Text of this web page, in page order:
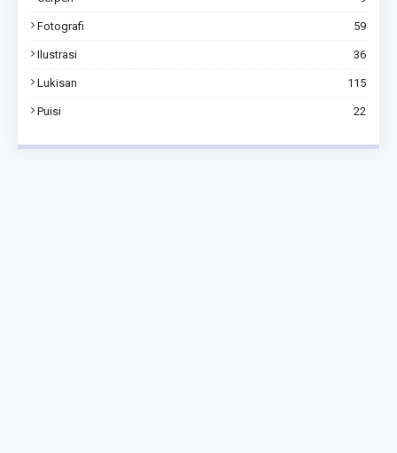
Fotografi 59
Ilustrasi 36
Lukisan 115
Puisi 22